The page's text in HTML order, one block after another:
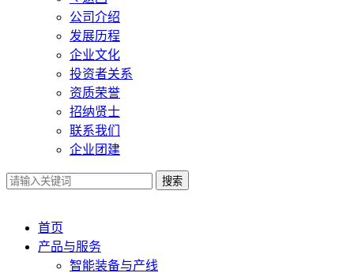
公司介绍
发展历程
企业文化
投资者关系
资质荣誉
招纳贤士
联系我们
企业团建
搜索
首页
产品与服务
智能装备与产线